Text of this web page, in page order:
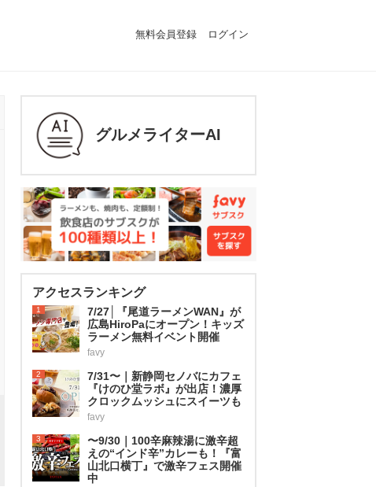
無料会員登録 ログイン
グルメライターAI
アクセスランキング
1
7/27│『尾道ラーメンWAN』が
広島HiroPaにオープン！キッズ
ラーメン無料イベント開催
favy
2
7/31〜｜新静岡セノバにカフェ
『けのひ堂ラボ』が出店！濃厚
クロックムッシュにスイーツも
favy
3
〜9/30｜100辛麻辣湯に激辛超
えの“インド辛”カレーも！『富
山北口横丁』で激辛フェス開催
中